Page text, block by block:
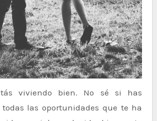
viviendo bien. No sé si has
todas las oportunidades que te ha